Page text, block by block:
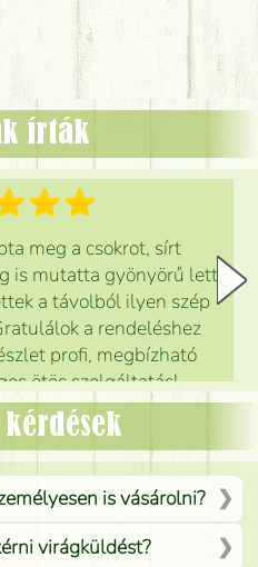
írták
meg a csokrot, sírt
is mutatta gyönyörű lett.
a távolból ilyen szép
a rendeléshez
profi, megbízható
ötös szolgáltatás!
Mónika
is vásárolni?
virágküldést?